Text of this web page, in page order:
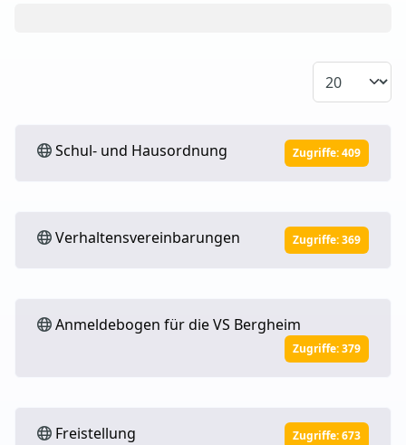
Schul- und Hausordnung Zugriffe: 409
Verhaltensvereinbarungen Zugriffe: 369
Anmeldebogen für die VS Bergheim
Zugriffe: 379
Freistellung Zugriffe: 673